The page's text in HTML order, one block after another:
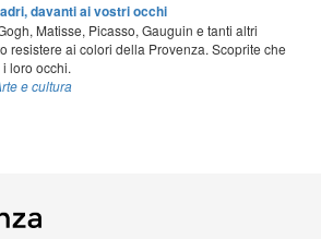
davanti ai vostri occhi
Matisse, Picasso, Gauguin e tanti altri
resistere ai colori della Provenza. Scoprite che
loro occhi.
e cultura